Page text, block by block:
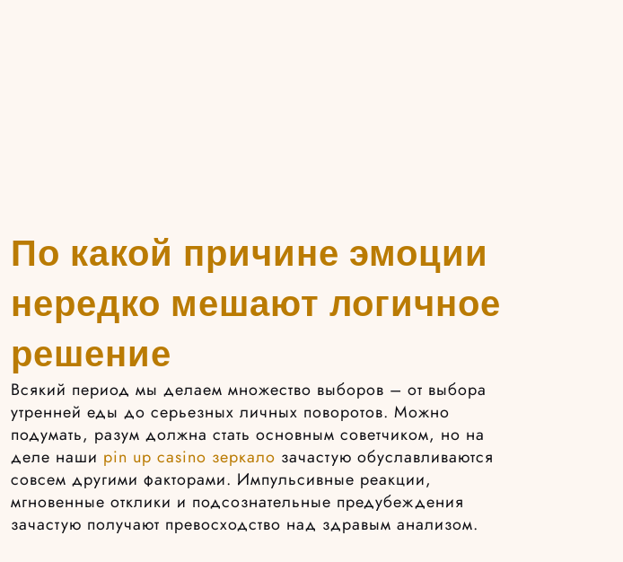
По какой причине эмоции
нередко мешают логичное
решение
Всякий период мы делаем множество выборов – от выбора
утренней еды до серьезных личных поворотов. Можно
подумать, разум должна стать основным советчиком, но на
деле наши pin up casino зеркало зачастую обуславливаются
совсем другими факторами. Импульсивные реакции,
мгновенные отклики и подсознательные предубеждения
зачастую получают превосходство над здравым анализом.